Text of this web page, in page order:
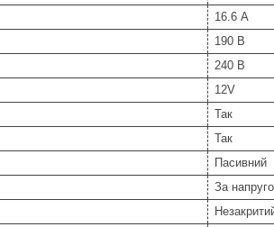
16.6 А
190 В
240 В
12V
Так
Так
Пасивний
За